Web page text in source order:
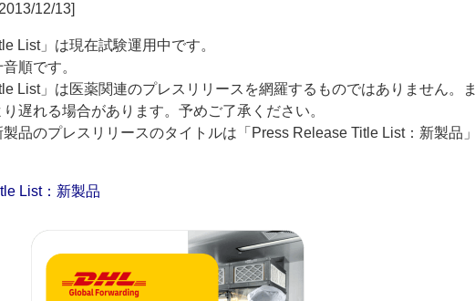
12/13]
List」は現在試験運用中です。
順です。
List」は医薬関連のプレスリリースを網羅するものではありません。ま
遅れる場合があります。予めご了承ください。
品のプレスリリースのタイトルは「Press Release Title List：新製品」
List：新製品